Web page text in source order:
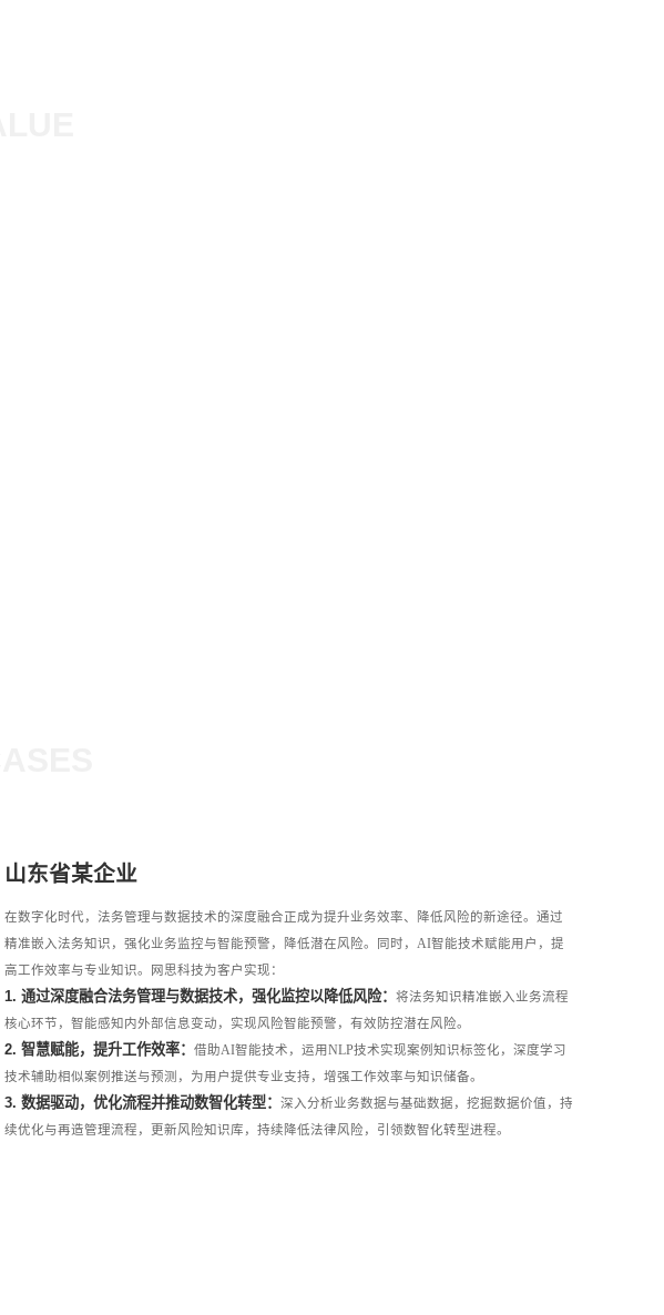
山东省某企业
在数字化时代，法务管理与数据技术的深度融合正成为提升业务效率、降低风险的新途径。通过
精准嵌入法务知识，强化业务监控与智能预警，降低潜在风险。同时，AI智能技术赋能用户，提
高工作效率与专业知识。网思科技为客户实现：
1. 通过深度融合法务管理与数据技术，强化监控以降低风险：
将法务知识精准嵌入业务流程
核心环节，智能感知内外部信息变动，实现风险智能预警，有效防控潜在风险。
2. 智慧赋能，提升工作效率：
借助AI智能技术，运用NLP技术实现案例知识标签化，深度学习
技术辅助相似案例推送与预测，为用户提供专业支持，增强工作效率与知识储备。
3. 数据驱动，优化流程并推动数智化转型：
深入分析业务数据与基础数据，挖掘数据价值，持
续优化与再造管理流程，更新风险知识库，持续降低法律风险，引领数智化转型进程。